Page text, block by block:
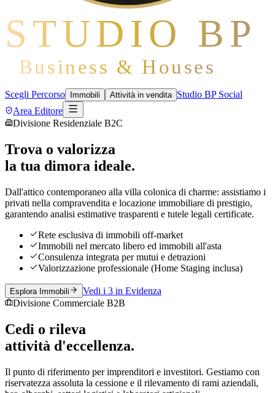
STUDIO BP
Business & Houses
Scegli Percorso Immobili Attività in vendita Studio BP Social
Area Editore
Divisione Residenziale B2C
Trova o valorizza
la tua dimora ideale.
Dall'attico contemporaneo alla villa colonica di charme: assistiamo i
privati nella compravendita e locazione immobiliare di prestigio,
garantendo analisi estimative trasparenti e tutele legali certificate.
Rete esclusiva di immobili off-market
Immobili nel mercato libero ed immobili all'asta
Consulenza integrata per mutui e detrazioni
Valorizzazione professionale (Home Staging inclusa)
Esplora Immobili
Vedi i 3 in Evidenza
Divisione Commerciale B2B
Cedi o rileva
attività d'eccellenza.
Il punto di riferimento per imprenditori e investitori. Gestiamo con
riservatezza assoluta la cessione e il rilevamento di rami aziendali,